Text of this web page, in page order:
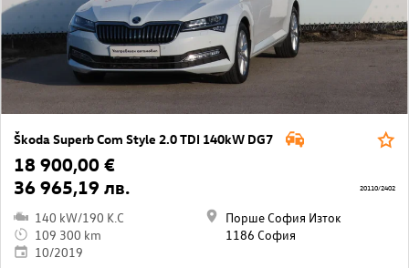
Škoda Superb Com Style 2.0 TDI 140kW DG7
18 900,00 €
36 965,19 лв.
140 kW/190 K.C
109 300 km
10/2019
Порше София Изток
1186 София
20110/2402